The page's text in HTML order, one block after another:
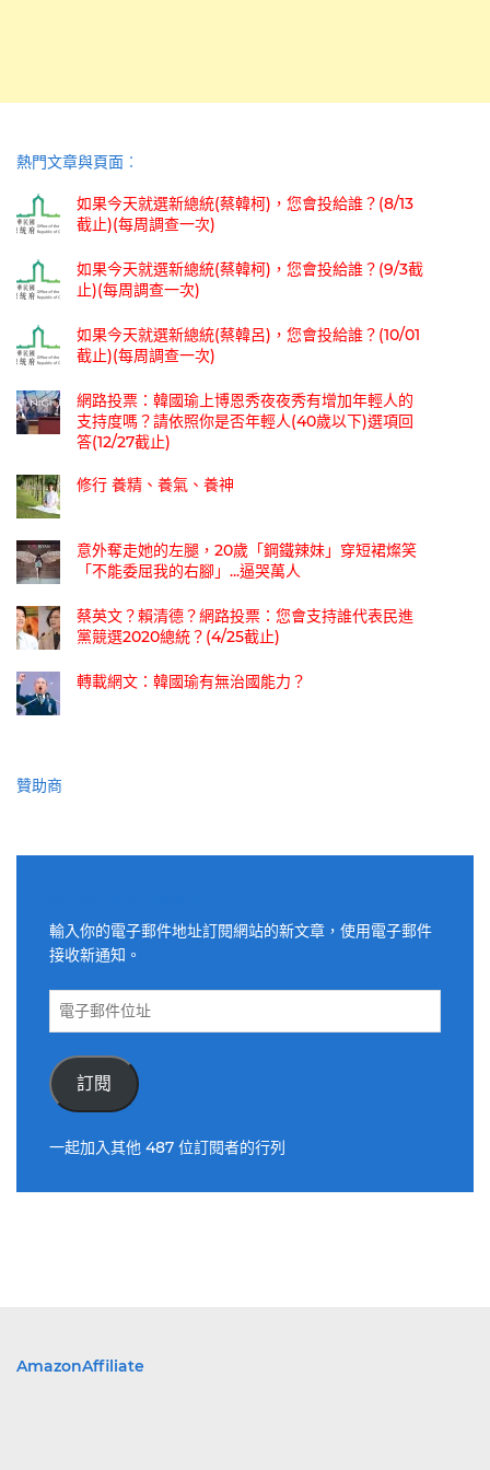
熱門文章與頁面︰
如果今天就選新總統(蔡韓柯)，您會投給誰？(8/13
截止)(每周調查一次)
如果今天就選新總統(蔡韓柯)，您會投給誰？(9/3截
止)(每周調查一次)
如果今天就選新總統(蔡韓呂)，您會投給誰？(10/01
截止)(每周調查一次)
網路投票：韓國瑜上博恩秀夜夜秀有增加年輕人的
支持度嗎？請依照你是否年輕人(40歲以下)選項回
答(12/27截止)
修行 養精、養氣、養神
意外奪走她的左腿，20歲「鋼鐵辣妹」穿短裙燦笑
「不能委屈我的右腳」...逼哭萬人
蔡英文？賴清德？網路投票：您會支持誰代表民進
黨競選2020總統？(4/25截止)
轉載網文：韓國瑜有無治國能力？
贊助商
輸入你的電子郵件地址訂閱網站的新文章，使用電子郵件
接收新通知。
電
件
位
訂閱
一起加入其他 487 位訂閱者的行列
AmazonAffiliate